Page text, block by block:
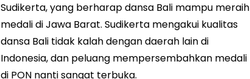
Sudikerta, yang berharap dansa Bali mampu meraih
medali di Jawa Barat. Sudikerta mengakui kualitas
dansa Bali tidak kalah dengan daerah lain di
Indonesia, dan peluang mempersembahkan medali
di PON nanti sangat terbuka.